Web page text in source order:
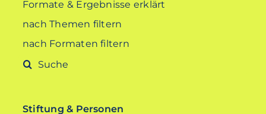
Formate & Ergebnisse erklärt
nach Themen filtern
nach Formaten filtern
Suche
Stiftung & Personen